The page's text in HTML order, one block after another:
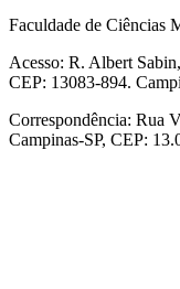
Faculdade de Ciências
Acesso: R. Albert
CEP: 13083-894.
Correspondência: Rua
Campinas-SP, CEP: